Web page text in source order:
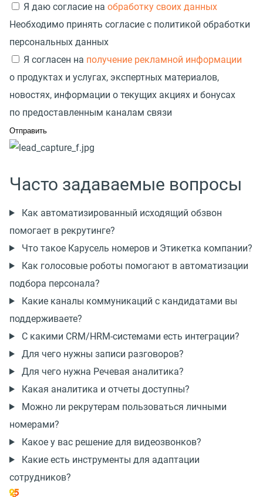
Я даю согласие на обработку своих данных
Необходимо принять согласие с политикой обработки
персональных данных
Я согласен на получение рекламной информации
о продуктах и услугах, экспертных материалов,
новостях, информации о текущих акциях и бонусах
по предоставленным каналам связи
Часто задаваемые вопросы
Как автоматизированный исходящий обзвон
помогает в рекрутинге?
Что такое Карусель номеров и Этикетка компании?
Как голосовые роботы помогают в автоматизации
подбора персонала?
Какие каналы коммуникаций с кандидатами вы
поддерживаете?
С какими CRM/HRM-системами есть интеграции?
Для чего нужны записи разговоров?
Для чего нужна Речевая аналитика?
Какая аналитика и отчеты доступны?
Можно ли рекрутерам пользоваться личными
номерами?
Какое у вас решение для видеозвонков?
Какие есть инструменты для адаптации
сотрудников?